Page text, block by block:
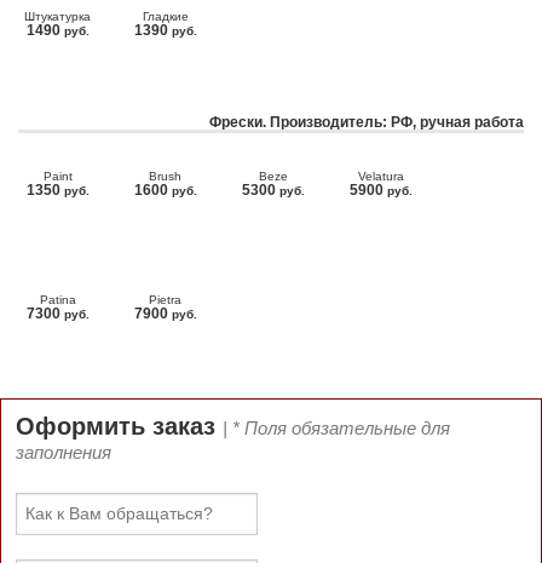
Штукатурка
1490 руб.
Гладкие
1390 руб.
Фрески. Производитель: РФ, ручная работа
Paint
1350 руб.
Brush
1600 руб.
Beze
5300 руб.
Velatura
5900 руб.
Patina
7300 руб.
Pietra
7900 руб.
Оформить заказ | * Поля обязательные для
заполнения